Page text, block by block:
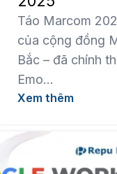
Táo Marcom
của cộng đồng
Bắc – đã chính
Emo...
Xem thêm